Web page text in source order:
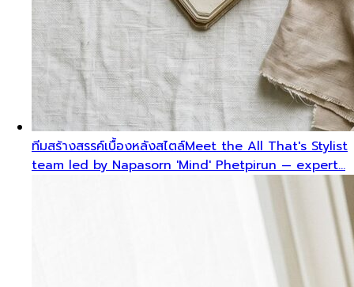
ทีมสร้างสรรค์เบื้องหลังสไตล์Meet the All That's Stylist
team led by Napasorn 'Mind' Phetpirun — expert…